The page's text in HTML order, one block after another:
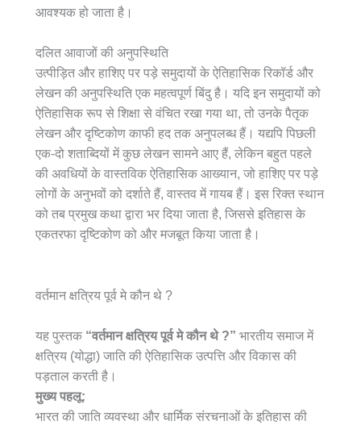
आवश्यक हो जाता है।
दलित आवाजों की अनुपस्थिति
उत्पीड़ित और हाशिए पर पड़े समुदायों के ऐतिहासिक रिकॉर्ड और
लेखन की अनुपस्थिति एक महत्वपूर्ण बिंदु है। यदि इन समुदायों को
ऐतिहासिक रूप से शिक्षा से वंचित रखा गया था, तो उनके पैतृक
लेखन और दृष्टिकोण काफी हद तक अनुपलब्ध हैं। यद्यपि पिछली
एक-दो शताब्दियों में कुछ लेखन सामने आए हैं, लेकिन बहुत पहले
की अवधियों के वास्तविक ऐतिहासिक आख्यान, जो हाशिए पर पड़े
लोगों के अनुभवों को दर्शाते हैं, वास्तव में गायब हैं। इस रिक्त स्थान
को तब प्रमुख कथा द्वारा भर दिया जाता है, जिससे इतिहास के
एकतरफा दृष्टिकोण को और मजबूत किया जाता है।
वर्तमान क्षत्रिय पूर्व मे कौन थे ?
यह पुस्तक “वर्तमान क्षत्रिय पूर्व मे कौन थे ?” भारतीय समाज में
क्षत्रिय (योद्धा) जाति की ऐतिहासिक उत्पत्ति और विकास की
पड़ताल करती है।
मुख्य पहलू:
भारत की जाति व्यवस्था और धार्मिक संरचनाओं के इतिहास की